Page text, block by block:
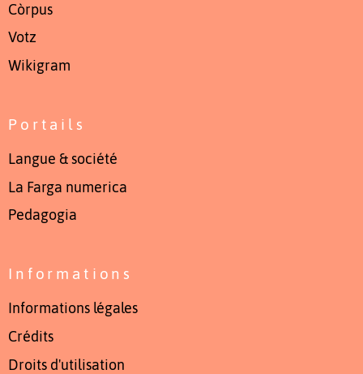
Còrpus
Votz
Wikigram
Portails
Langue & société
La Farga numerica
Pedagogia
Informations
Informations légales
Crédits
Droits d'utilisation